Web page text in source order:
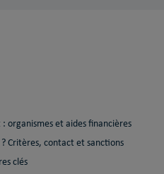
organismes et aides financières
Critères, contact et sanctions
clés